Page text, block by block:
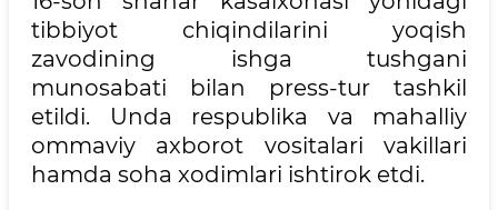
tibbiyot chiqindilarini yoqish
zavodining ishga tushgani
munosabati bilan press-tur tashkil
etildi. Unda respublika va mahalliy
ommaviy axborot vositalari vakillari
hamda soha xodimlari ishtirok etdi.